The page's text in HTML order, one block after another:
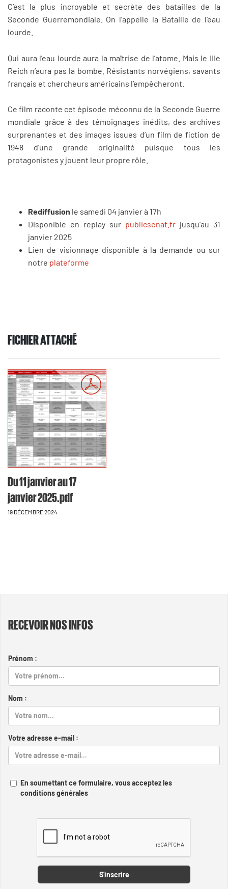
C’est la plus incroyable et secrète des batailles de la
Seconde Guerremondiale. On l’appelle la Bataille de l’eau
lourde.
Qui aura l’eau lourde aura la maîtrise de l’atome. Mais le IIIe
Reich n’aura pas la bombe. Résistants norvégiens, savants
français et chercheurs américains l’empêcheront.
Ce film raconte cet épisode méconnu de la Seconde Guerre
mondiale grâce à des témoignages inédits, des archives
surprenantes et des images issues d’un film de fiction de
1948 d’une grande originalité puisque tous les
protagonistes y jouent leur propre rôle.
Rediffusion le samedi 04 janvier à 17h
Disponible en replay sur publicsenat.fr jusqu'au 31
janvier 2025
Lien de visionnage disponible à la demande ou sur
notre plateforme
FICHIER ATTACHÉ
Du 11 janvier au 17
janvier 2025.pdf
19 DÉCEMBRE 2024
RECEVOIR NOS INFOS
Prénom :
Nom :
Votre adresse e-mail :
En soumettant ce formulaire, vous acceptez les
conditions générales
S'inscrire